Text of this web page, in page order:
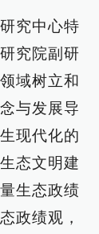
究中心特
究院副研
域树立和
与发展导
现代化的
态文明建
生态政绩
政绩观，